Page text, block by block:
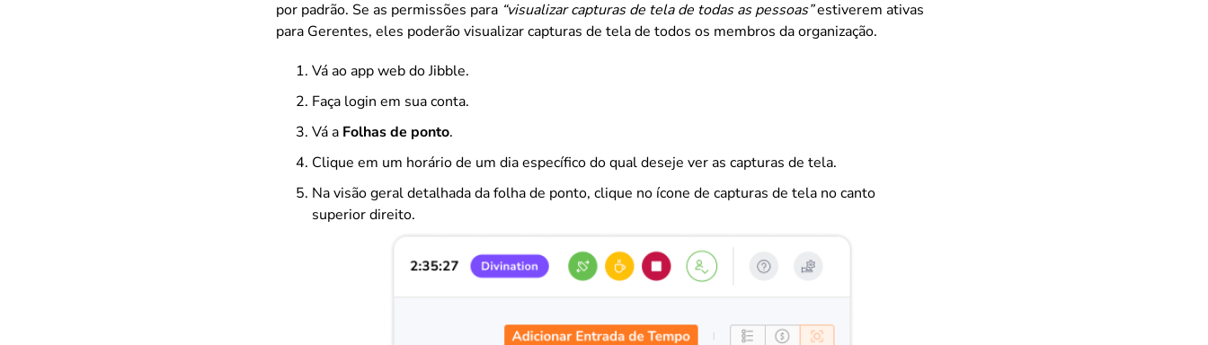
por padrão. Se as permissões para “visualizar capturas de tela de todas as pessoas”estiverem ativas
para Gerentes, eles poderão visualizar capturas de tela de todos os membros da organização.
Vá ao app web do Jibble.
Faça login em sua conta.
Vá a Folhas de ponto.
Clique em um horário de um dia específico do qual deseje ver as capturas de tela.
Na visão geral detalhada da folha de ponto, clique no ícone de capturas de tela no canto
superior direito.